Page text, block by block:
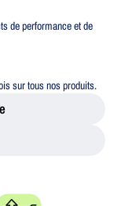
de performance et de
sur tous nos produits.